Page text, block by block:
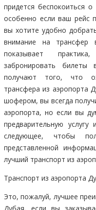
придется беспокоиться
особенно если ваш рейс
вы хотите удобно
внимание на трансфер
показывает
забронировать
получают того, что
трансфера из аэропорта
шофером, вы всегда
аэропорта, но если вы
предварительную
следующее, чтобы
представленной
лучший транспорт из
Транспорт из аэропорта
Это, пожалуй, лучшее